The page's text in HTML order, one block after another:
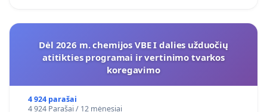
Dėl 2026 m. chemijos VBE I dalies užduočių
atitikties programai ir vertinimo tvarkos
koregavimo
4 924 parašai
4 924 Parašai / 12 mėnesiai